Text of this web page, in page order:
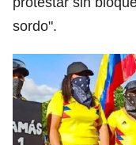
sordo".